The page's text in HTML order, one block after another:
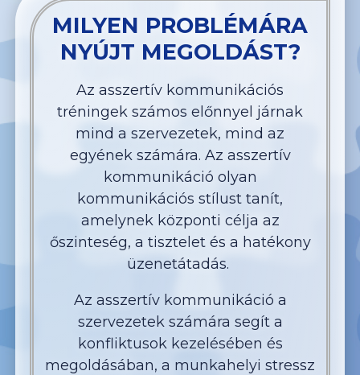
MILYEN PROBLÉMÁRA
NYÚJT MEGOLDÁST?
Az asszertív kommunikációs
tréningek számos előnnyel járnak
mind a szervezetek, mind az
egyének számára. Az asszertív
kommunikáció olyan
kommunikációs stílust tanít,
amelynek központi célja az
őszinteség, a tisztelet és a hatékony
üzenetátadás.
Az asszertív kommunikáció a
szervezetek számára segít a
konfliktusok kezelésében és
megoldásában, a munkahelyi stressz